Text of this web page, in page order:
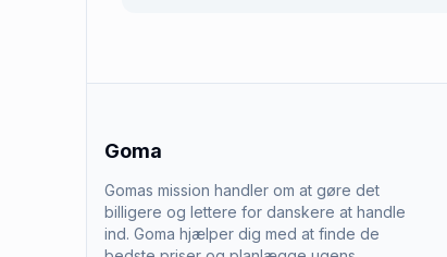
Goma
Gomas mission handler om at gøre det
billigere og lettere for danskere at handle
ind. Goma hjælper dig med at finde de